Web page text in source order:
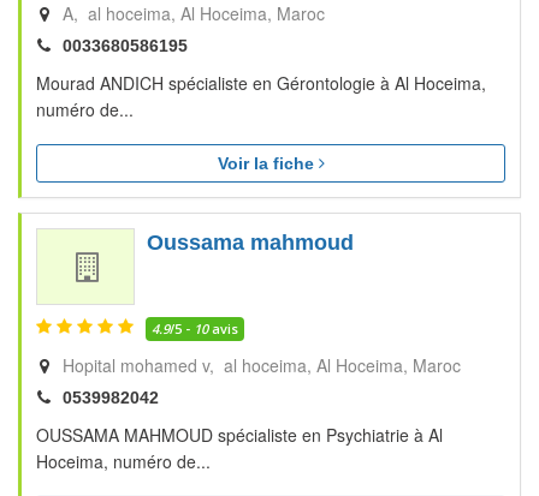
A, al hoceima Al Hoceima Maroc
0033680586195
Mourad ANDICH spécialiste en Gérontologie à Al Hoceima,
numéro de...
Voir la fiche
Oussama mahmoud
4.9/5 - 10avis
Hopital mohamed v, al hoceima Al Hoceima Maroc
0539982042
OUSSAMA MAHMOUD spécialiste en Psychiatrie à Al
Hoceima, numéro de...